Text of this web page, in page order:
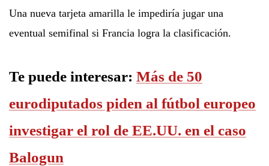
Una nueva tarjeta amarilla le impediría jugar una
eventual semifinal si Francia logra la clasificación.
Te puede interesar: Más de 50
eurodiputados piden al fútbol europeo
investigar el rol de EE.UU. en el caso
Balogun